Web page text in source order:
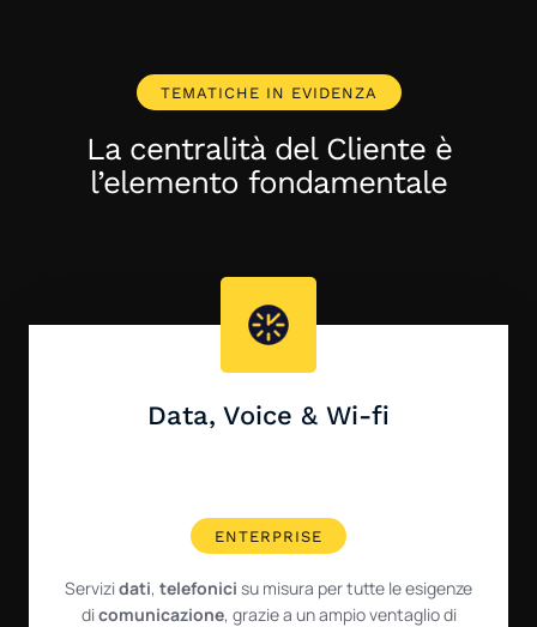
TEMATICHE IN EVIDENZA
La centralità del Cliente è
l’elemento fondamentale
Data, Voice & Wi-fi
ENTERPRISE
Servizidati, telefonici su misura per tutte le esigenze
dicomunicazione, grazie a un ampio ventaglio di